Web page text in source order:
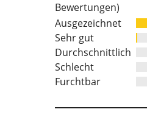
out
5
Bewertungen)
Ausgezeichnet
Sehr gut
Durchschnittlich
Schlecht
Furchtbar